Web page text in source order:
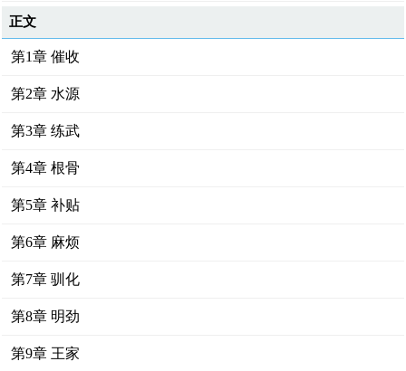
正文
第1章 催收
第2章 水源
第3章 练武
第4章 根骨
第5章 补贴
第6章 麻烦
第7章 驯化
第8章 明劲
第9章 王家